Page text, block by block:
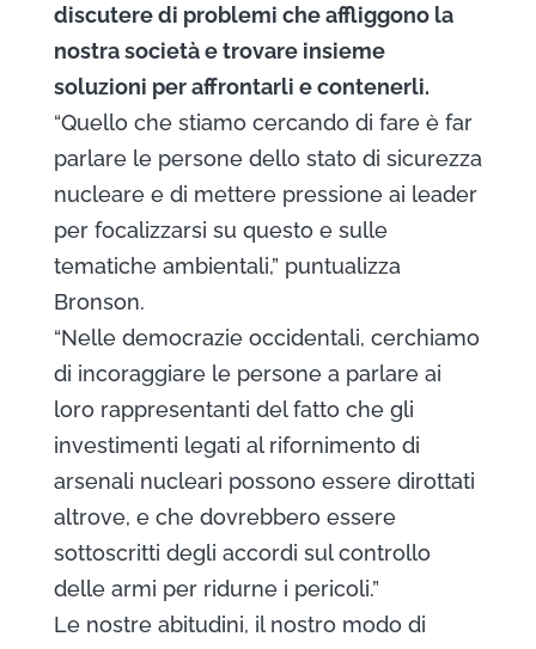
discutere di problemi che affliggono la
nostra società e trovare insieme
soluzioni per affrontarli e contenerli.
“Quello che stiamo cercando di fare è far
parlare le persone dello stato di sicurezza
nucleare e di mettere pressione ai leader
per focalizzarsi su questo e sulle
tematiche ambientali,” puntualizza
Bronson.
“Nelle democrazie occidentali, cerchiamo
di incoraggiare le persone a parlare ai
loro rappresentanti del fatto che gli
investimenti legati al rifornimento di
arsenali nucleari possono essere dirottati
altrove, e che dovrebbero essere
sottoscritti degli accordi sul controllo
delle armi per ridurne i pericoli.”
Le nostre abitudini, il nostro modo di